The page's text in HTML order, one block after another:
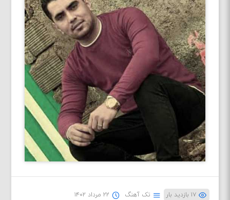
۱۷ بازدید بار تک آهنگ ۲۲ مرداد ۱۴۰۲